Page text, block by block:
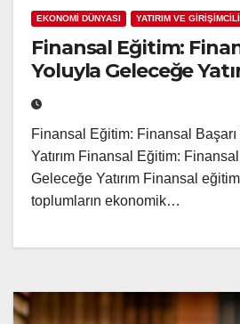
EKONOMİ DÜNYASI YATIRIM VE
Finansal Eğitim:
Yoluyla Geleceğe
Finansal Eğitim: Finansal
Yatırım Finansal Eğitim:
Geleceğe Yatırım Finansal
toplumların ekonomik…